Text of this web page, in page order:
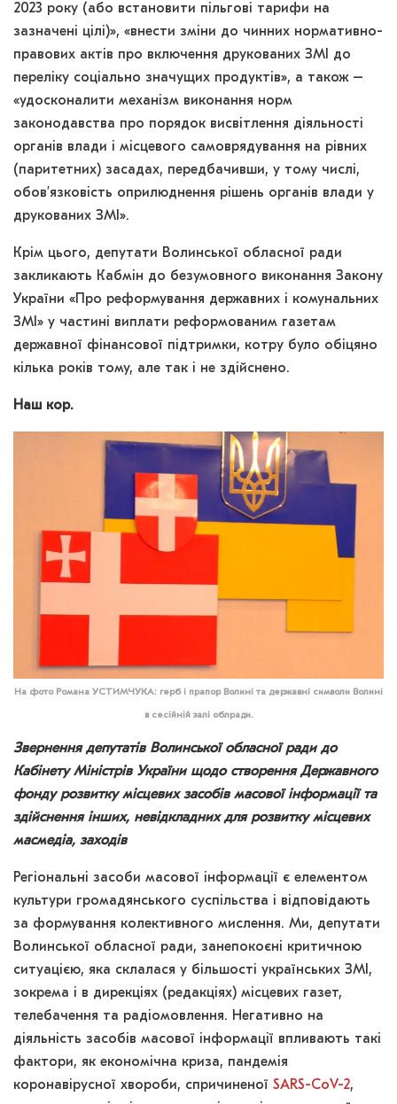
2023 року (або встановити пільгові тарифи на
зазначені цілі)», «внести зміни до чинних нормативно-
правових актів про включення друкованих ЗМІ до
переліку соціально значущих продуктів», а також –
«удосконалити механізм виконання норм
законодавства про порядок висвітлення діяльності
органів влади і місцевого самоврядування на рівних
(паритетних) засадах, передбачивши, у тому числі,
обов’язковість оприлюднення рішень органів влади у
друкованих ЗМІ».
Крім цього, депутати Волинської обласної ради
закликають Кабмін до безумовного виконання Закону
України «Про реформування державних і комунальних
ЗМІ» у частині виплати реформованим газетам
державної фінансової підтримки, котру було обіцяно
кілька років тому, але так і не здійснено.
Наш кор.
На фото Романа УСТИМЧУКА: герб і прапор Волині та державні символи Волині
в сесійній залі облради.
Звернення депутатів Волинської обласної ради до
Кабінету Міністрів України щодо створення Державного
фонду розвитку місцевих засобів масової інформації та
здійснення інших, невідкладних для розвитку місцевих
масмедіа, заходів
Регіональні засоби масової інформації є елементом
культури громадянського суспільства і відповідають
за формування колективного мислення. Ми, депутати
Волинської обласної ради, занепокоєні критичною
ситуацією, яка склалася у більшості українських ЗМІ,
зокрема і в дирекціях (редакціях) місцевих газет,
телебачення та радіомовлення. Негативно на
діяльність засобів масової інформації впливають такі
фактори, як економічна криза, пандемія
коронавірусної хвороби, спричиненої SARS-CoV-2,